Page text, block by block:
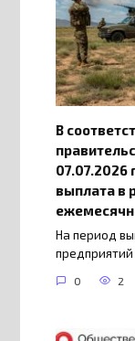
В
07.07.2026
выплата в
На период
предприятий
0 2